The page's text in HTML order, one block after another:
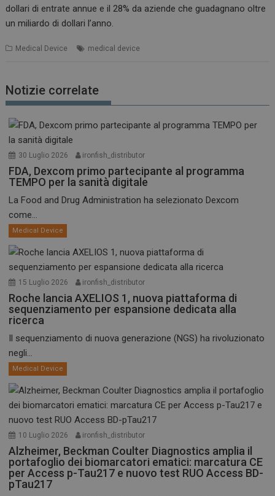
dollari di entrate annue e il 28% da aziende che guadagnano oltre
un miliardo di dollari l’anno.
Medical Device medical device
Notizie correlate
30 Luglio 2026 ironfish_distributor
FDA, Dexcom primo partecipante al programma
TEMPO per la sanità digitale
La Food and Drug Administration ha selezionato Dexcom
come...
Medical Device
15 Luglio 2026 ironfish_distributor
Roche lancia AXELIOS 1, nuova piattaforma di
sequenziamento per espansione dedicata alla
ricerca
Il sequenziamento di nuova generazione (NGS) ha rivoluzionato
negli...
Medical Device
10 Luglio 2026 ironfish_distributor
Alzheimer, Beckman Coulter Diagnostics amplia il
portafoglio dei biomarcatori ematici: marcatura CE
per Access p-Tau217 e nuovo test RUO Access BD-
pTau217